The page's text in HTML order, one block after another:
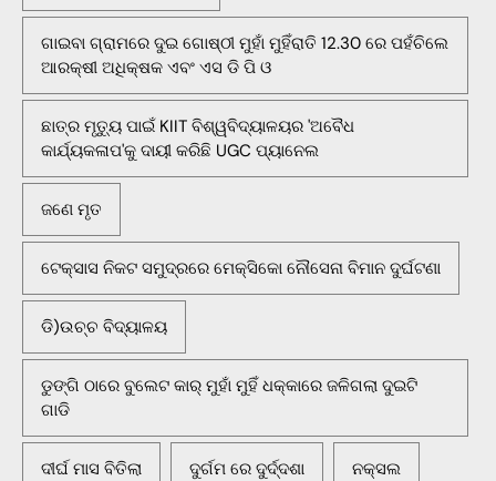
ଗାଇବା ଗ୍ରାମରେ ଦୁଇ ଗୋଷ୍ଠୀ ମୁହାଁ ମୁହିଁରାତି 12.30 ରେ ପହଁଚିଲେ
ଆରକ୍ଷୀ ଅଧିକ୍ଷକ ଏବଂ ଏସ ଡି ପି ଓ
ଛାତ୍ର ମୃତ୍ୟୁ ପାଇଁ KIIT ବିଶ୍ୱବିଦ୍ୟାଳୟର 'ଅବୈଧ
କାର୍ଯ୍ୟକଳାପ'କୁ ଦାୟୀ କରିଛି UGC ପ୍ୟାନେଲ
ଜଣେ ମୃତ
ଟେକ୍ସାସ ନିକଟ ସମୁଦ୍ରରେ ମେକ୍ସିକୋ ନୌସେନା ବିମାନ ଦୁର୍ଘଟଣା
ଡି)ଉଚ୍ଚ ବିଦ୍ୟାଳୟ
ଡୁଙ୍ଗି ଠାରେ ବୁଲେଟ କାର୍ ମୁହାଁ ମୁହିଁ ଧକ୍କାରେ ଜଳିଗଲା ଦୁଇଟି
ଗାଡି
ଦୀର୍ଘ ମାସ ବିତିଲା ଦୁର୍ଗମ ରେ ଦୁର୍ଦ୍ଦଶା ନକ୍ସଲ